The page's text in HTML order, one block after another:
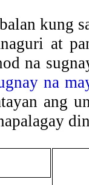
kung
at
na
na
ang